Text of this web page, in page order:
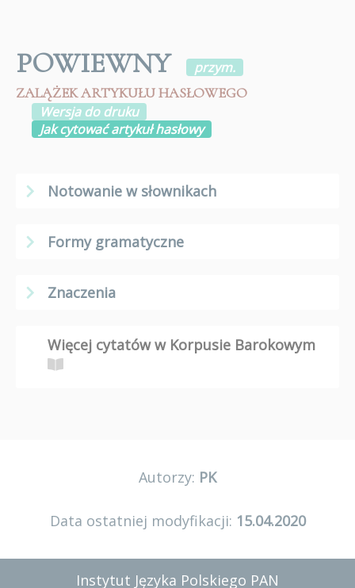
POWIEWNY
przym.
ZALĄŻEK ARTYKUŁU HASŁOWEGO
Wersja do druku
Jak cytować artykuł hasłowy
Notowanie w słownikach
Formy gramatyczne
Znaczenia
Więcej cytatów w Korpusie Barokowym
Autorzy: PK
Data ostatniej modyfikacji: 15.04.2020
Instytut Języka Polskiego PAN